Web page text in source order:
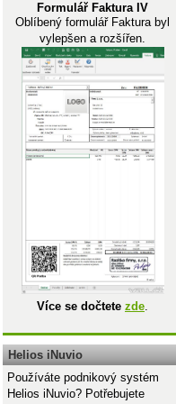
Formulář Faktura IV
Oblíbený formulář Faktura byl
vylepšen a rozšířen.
Více se dočtete zde.
Helios iNuvio
Používáte podnikový systém
Helios iNuvio? Potřebujete